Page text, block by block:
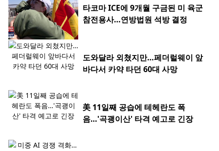
타코마 ICE에 9개월 구금된 미 육군
참전용사…연방법원 석방 결정
도와달라 외쳤지만…페더럴웨이 앞
바다서 카약 타던 60대 사망
美 11일째 공습에 테헤란도 폭
음…'곡괭이산' 타격 예고로 긴장